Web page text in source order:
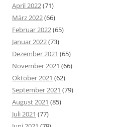
April 2022(71)
März 2022(66)
Februar 2022(65)
Januar 2022(73)
Dezember 2021 (65)
November 2021 (66)
Oktober 2021 (62)
September 2021 (79)
August 2021 (85)
Juli 2021 (77)